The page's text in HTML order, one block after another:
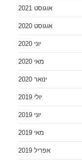
אוגוסט 2021
אוגוסט 2020
יוני 2020
מאי 2020
ינואר 2020
יולי 2019
יוני 2019
מאי 2019
אפריל 2019